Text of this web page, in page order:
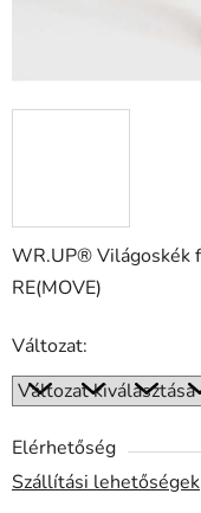
WR.UP® Világoskék
RE(MOVE)
Változat:
Elérhetőség
Szállítási lehetőségek